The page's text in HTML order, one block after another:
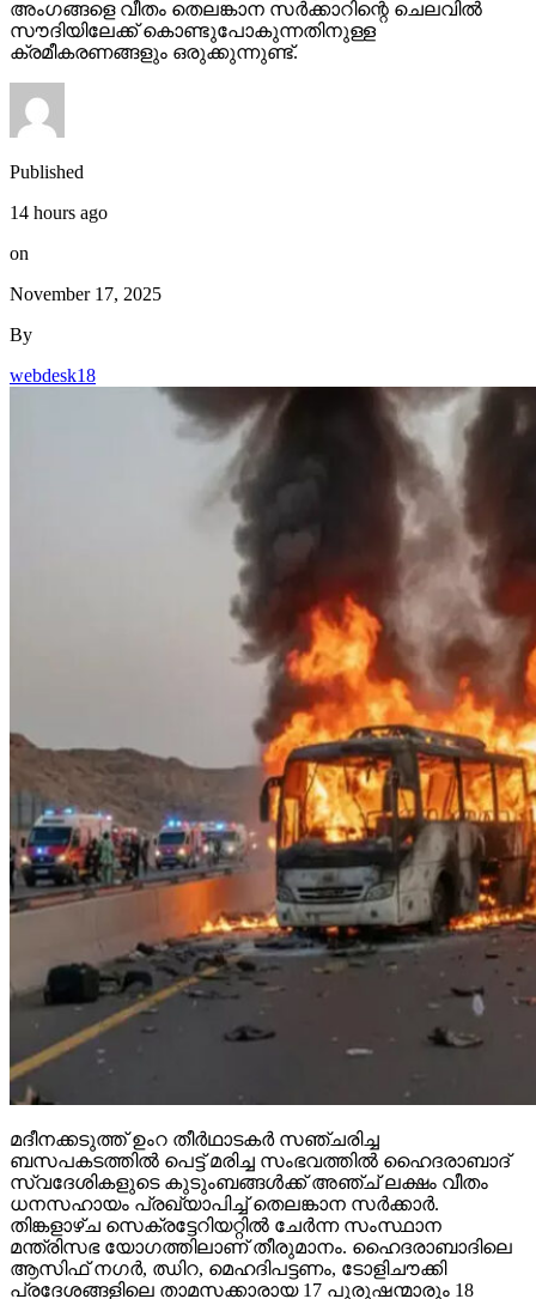
അംഗങ്ങളെ വീതം തെലങ്കാന സര്‍ക്കാറിന്റെ ചെലവില്‍
സൗദിയിലേക്ക് കൊണ്ടുപോകുന്നതിനുള്ള
ക്രമീകരണങ്ങളും ഒരുക്കുന്നുണ്ട്.
Published
14 hours ago
on
November 17, 2025
By
webdesk18
മദീനക്കടുത്ത് ഉംറ തീര്‍ഥാടകര്‍ സഞ്ചരിച്ച
ബസപകടത്തില്‍ പെട്ട് മരിച്ച സംഭവത്തില്‍ ഹൈദരാബാദ്
സ്വദേശികളുടെ കുടുംബങ്ങള്‍ക്ക് അഞ്ച് ലക്ഷം വീതം
ധനസഹായം പ്രഖ്യാപിച്ച് തെലങ്കാന സര്‍ക്കാര്‍.
തിങ്കളാഴ്ച സെക്രട്ടേറിയറ്റില്‍ ചേര്‍ന്ന സംസ്ഥാന
മന്ത്രിസഭ യോഗത്തിലാണ് തീരുമാനം. ഹൈദരാബാദിലെ
ആസിഫ് നഗര്‍, ഝിറ, മെഹദിപട്ടണം, ടോളിചൗക്കി
പ്രദേശങ്ങളിലെ താമസക്കാരായ 17 പുരുഷന്മാരും 18